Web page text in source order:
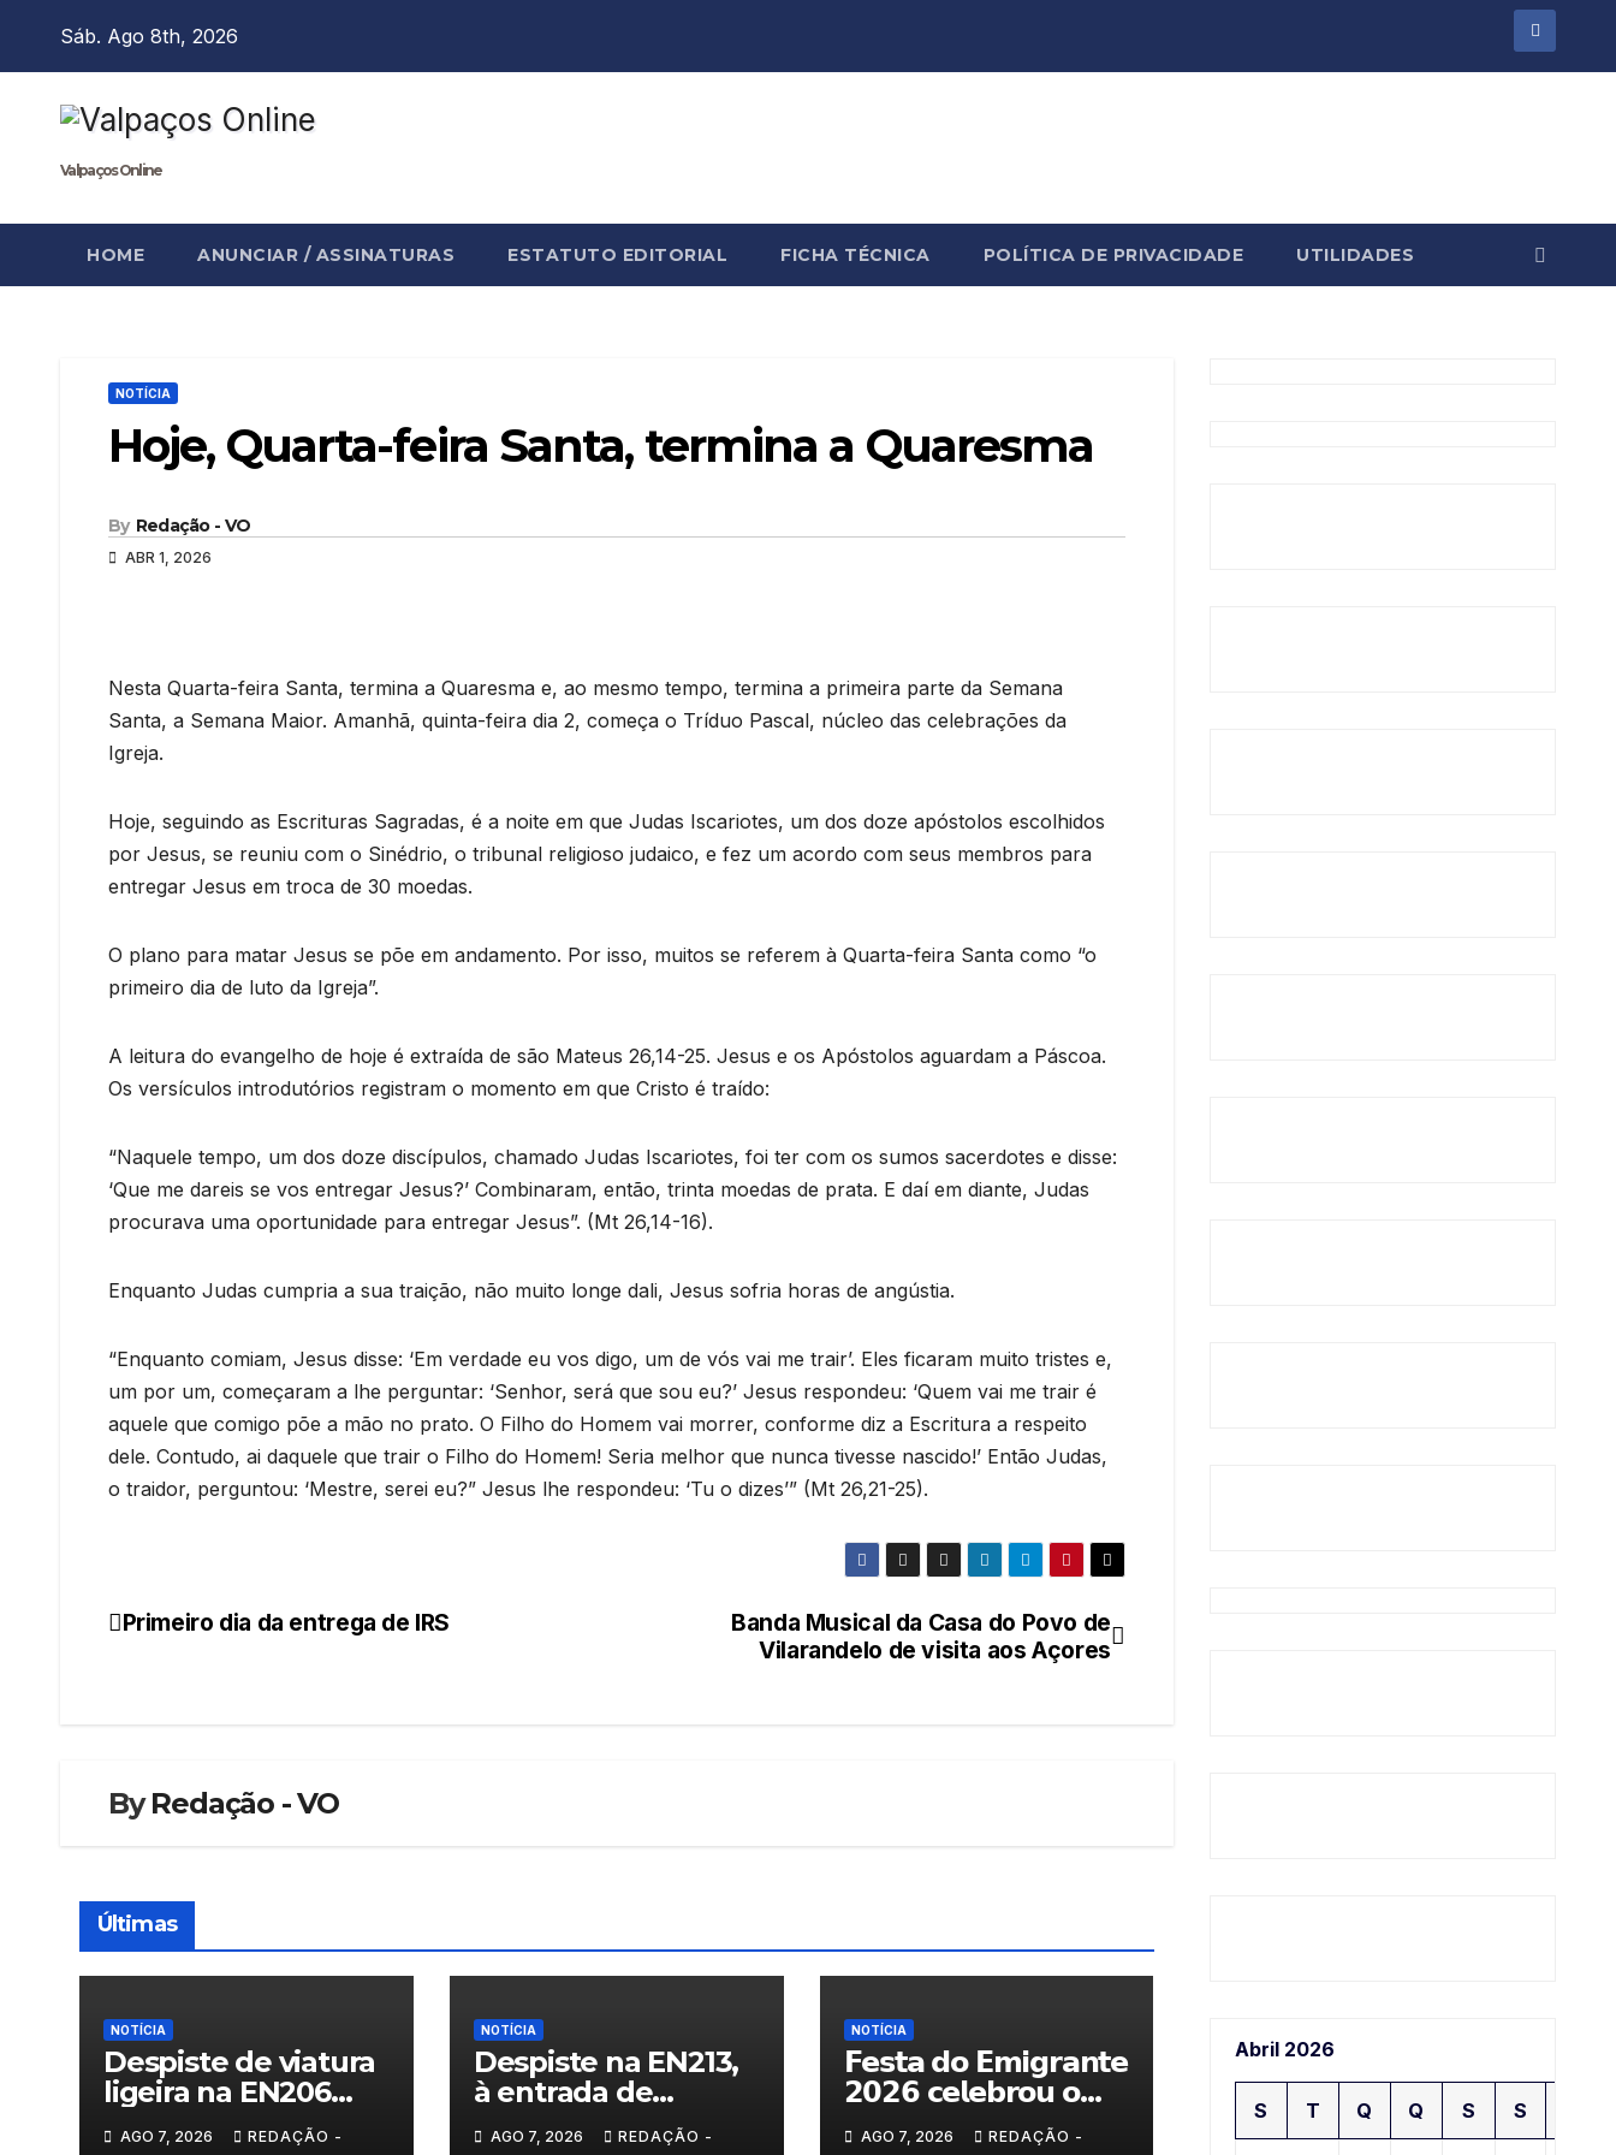
Sáb. Ago 8th, 2026
Valpaços Online
HOME ANUNCIAR / ASSINATURAS ESTATUTO EDITORIAL FICHA TÉCNICA POLÍTICA DE PRIVACIDADE UTILIDADES
NOTÍCIA
Hoje, Quarta-feira Santa, termina a Quaresma
By Redação - VO
ABR 1, 2026
Nesta Quarta-feira Santa, termina a Quaresma e, ao mesmo tempo, termina a primeira parte da Semana
Santa, a Semana Maior. Amanhã, quinta-feira dia 2, começa o Tríduo Pascal, núcleo das celebrações da
Igreja.
Hoje, seguindo as Escrituras Sagradas, é a noite em que Judas Iscariotes, um dos doze apóstolos escolhidos
por Jesus, se reuniu com o Sinédrio, o tribunal religioso judaico, e fez um acordo com seus membros para
entregar Jesus em troca de 30 moedas.
O plano para matar Jesus se põe em andamento. Por isso, muitos se referem à Quarta-feira Santa como “o
primeiro dia de luto da Igreja”.
A leitura do evangelho de hoje é extraída de são Mateus 26,14-25. Jesus e os Apóstolos aguardam a Páscoa.
Os versículos introdutórios registram o momento em que Cristo é traído:
“Naquele tempo, um dos doze discípulos, chamado Judas Iscariotes, foi ter com os sumos sacerdotes e disse:
‘Que me dareis se vos entregar Jesus?’ Combinaram, então, trinta moedas de prata. E daí em diante, Judas
procurava uma oportunidade para entregar Jesus”. (Mt 26,14-16).
Enquanto Judas cumpria a sua traição, não muito longe dali, Jesus sofria horas de angústia.
“Enquanto comiam, Jesus disse: ‘Em verdade eu vos digo, um de vós vai me trair’. Eles ficaram muito tristes e,
um por um, começaram a lhe perguntar: ‘Senhor, será que sou eu?’ Jesus respondeu: ‘Quem vai me trair é
aquele que comigo põe a mão no prato. O Filho do Homem vai morrer, conforme diz a Escritura a respeito
dele. Contudo, ai daquele que trair o Filho do Homem! Seria melhor que nunca tivesse nascido!’ Então Judas,
o traidor, perguntou: ‘Mestre, serei eu?” Jesus lhe respondeu: ‘Tu o dizes’” (Mt 26,21-25).
Navegação
Banda Musical da Casa do Povo de
Vilarandelo de visita aos Açores
Primeiro dia da entrega de IRS
ByRedação - VO
Últimas
NOTÍCIA
Despiste de viatura
ligeira na EN206
AGO 7, 2026 REDAÇÃO -
NOTÍCIA
Despiste na EN213,
à entrada de
AGO 7, 2026 REDAÇÃO -
NOTÍCIA
𝗙𝗲𝘀𝘁𝗮 𝗱𝗼 𝗘𝗺𝗶𝗴𝗿𝗮𝗻𝘁𝗲
𝟮𝟬𝟮𝟲 𝗰𝗲𝗹𝗲𝗯𝗿𝗼𝘂 𝗼
𝗿𝗲𝗲𝗻𝗰𝗼𝗻𝘁𝗿𝗼 𝗲 𝗼𝘀
AGO 7, 2026 REDAÇÃO -
Abril 2026
S T Q Q S S